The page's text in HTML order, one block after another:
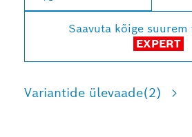
Saavuta kõige
EXPERT
Variantide ülevaade(2)